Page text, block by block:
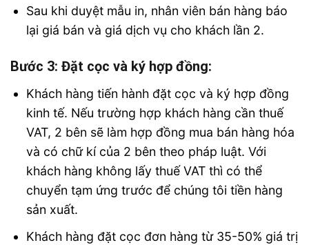
Sau khi duyệt mẫu in, nhân viên bán hàng báo
lại giá bán và giá dịch vụ cho khách lần 2.
Bước 3: Đặt cọc và ký hợp đồng:
Khách hàng tiến hành đặt cọc và ký hợp đồng
kinh tế. Nếu trường hợp khách hàng cần thuế
VAT, 2 bên sẽ làm hợp đồng mua bán hàng hóa
và có chữ kí của 2 bên theo pháp luật. Với
khách hàng không lấy thuế VAT thì có thể
chuyển tạm ứng trước để chúng tôi tiền hàng
sản xuất.
Khách hàng đặt cọc đơn hàng từ 35-50% giá trị